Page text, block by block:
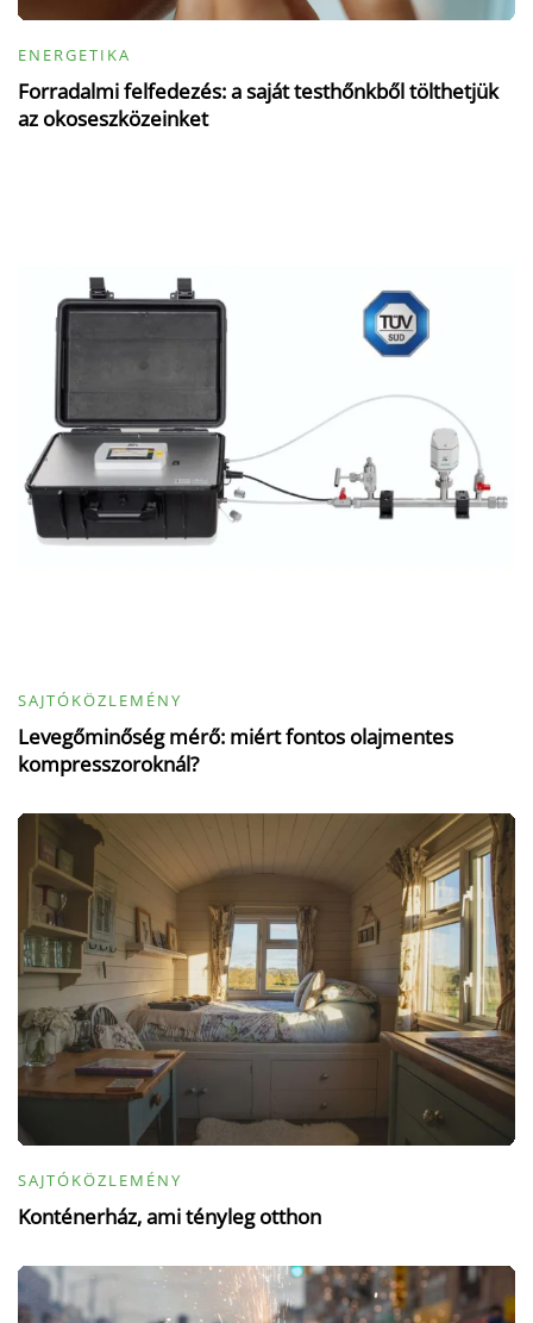
ENERGETIKA
Forradalmi felfedezés: a saját testhőnkből tölthetjük
az okoseszközeinket
SAJTÓKÖZLEMÉNY
Levegőminőség mérő: miért fontos olajmentes
kompresszoroknál?
SAJTÓKÖZLEMÉNY
Konténerház, ami tényleg otthon